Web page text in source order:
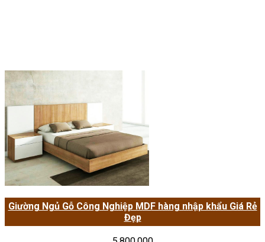
Giường Ngủ Gỗ Công Nghiệp MDF hàng nhập khẩu Giá Rẻ
Đẹp